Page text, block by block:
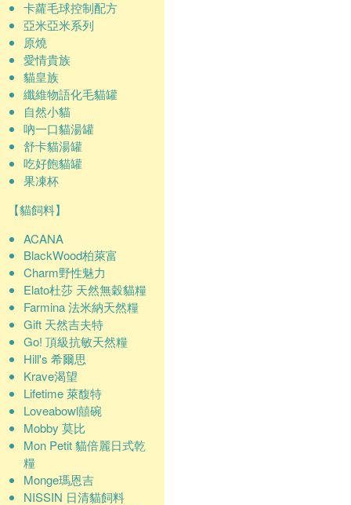
卡蘿毛球控制配方
亞米亞米系列
原燒
愛情貴族
貓皇族
纖維物語化毛貓罐
自然小貓
吶一口貓湯罐
舒卡貓湯罐
吃好飽貓罐
果凍杯
【貓飼料】
ACANA
BlackWood柏萊富
Charm野性魅力
Elato杜莎 天然無穀貓糧
Farmina 法米納天然糧
Gift 天然吉夫特
Go! 頂級抗敏天然糧
Hill's 希爾思
Krave渴望
Lifetime 萊馥特
Loveabowl囍碗
Mobby 莫比
Mon Petit 貓倍麗日式乾
糧
Monge瑪恩吉
NISSIN 日清貓飼料